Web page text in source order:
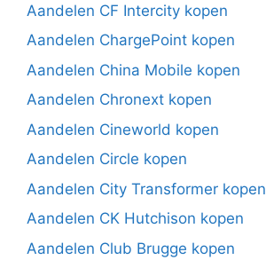
Aandelen CF Intercity kopen
Aandelen ChargePoint kopen
Aandelen China Mobile kopen
Aandelen Chronext kopen
Aandelen Cineworld kopen
Aandelen Circle kopen
Aandelen City Transformer kopen
Aandelen CK Hutchison kopen
Aandelen Club Brugge kopen